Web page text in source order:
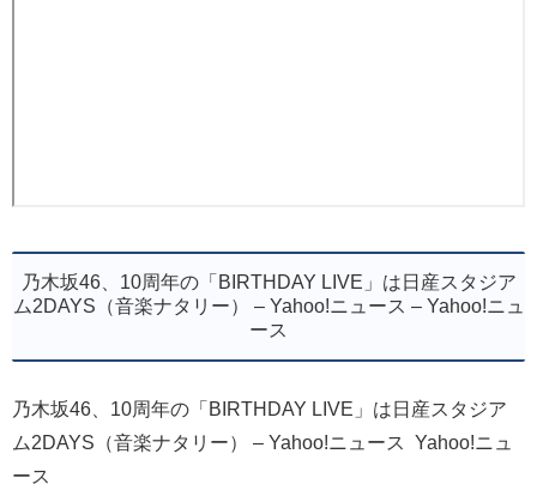
乃木坂46、10周年の「BIRTHDAY LIVE」は日産スタジア
ム2DAYS（音楽ナタリー） – Yahoo!ニュース – Yahoo!ニュ
ース
乃木坂46、10周年の「BIRTHDAY LIVE」は日産スタジア
ム2DAYS（音楽ナタリー） – Yahoo!ニュース Yahoo!ニュ
ース